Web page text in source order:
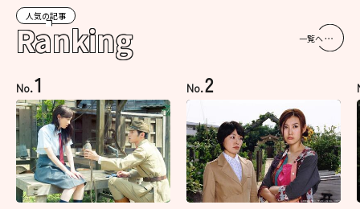
人気の記事
Ranking 一覧へ
No.1 No.2